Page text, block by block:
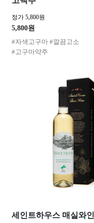
정가 5,800원
5,800원
#자색고구마 #깔끔고소
#고구마약주
세인트하우스 매실와인